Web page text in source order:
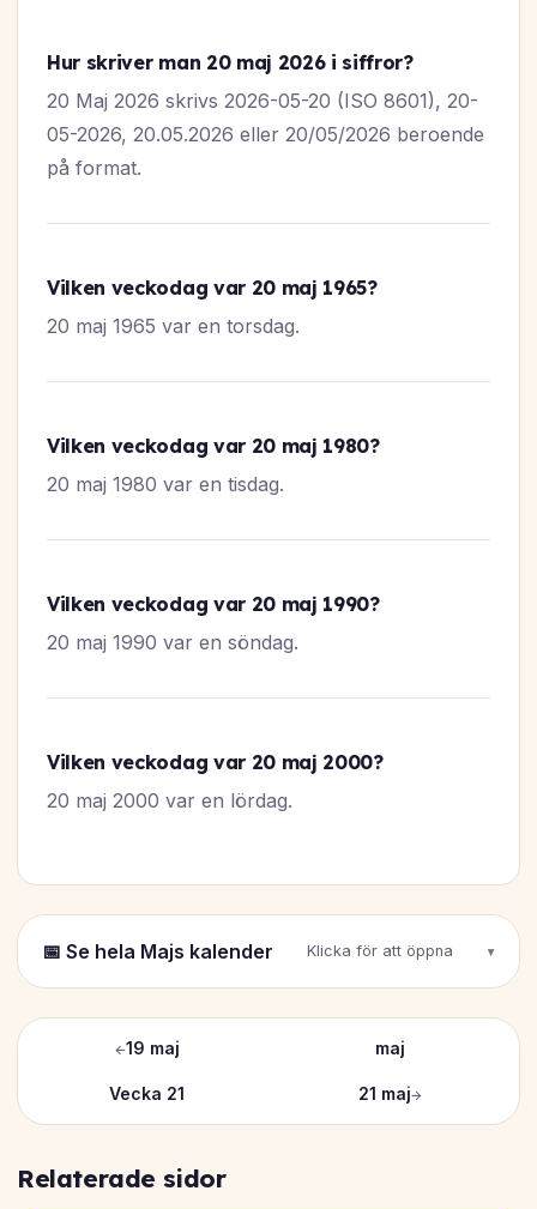
Hur skriver man 20 maj 2026 i siffror?
20 Maj 2026 skrivs 2026-05-20 (ISO 8601), 20-
05-2026, 20.05.2026 eller 20/05/2026 beroende
på format.
Vilken veckodag var 20 maj 1965?
20 maj 1965 var en torsdag.
Vilken veckodag var 20 maj 1980?
20 maj 1980 var en tisdag.
Vilken veckodag var 20 maj 1990?
20 maj 1990 var en söndag.
Vilken veckodag var 20 maj 2000?
20 maj 2000 var en lördag.
📅 Se hela Majs kalender Klicka för att öppna
←19 maj maj
Vecka 21 21 maj→
Relaterade sidor